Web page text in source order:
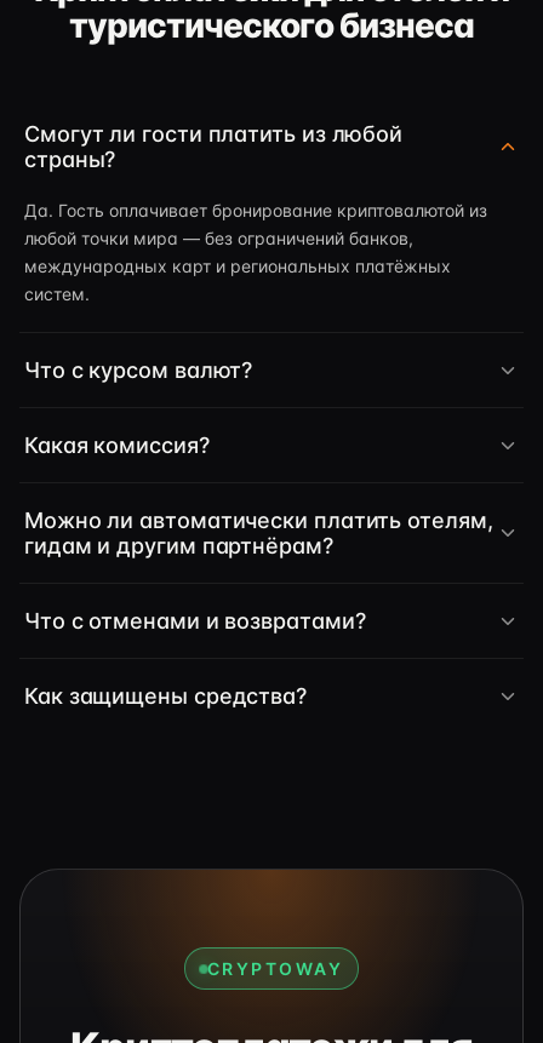
туристического бизнеса
Смогут ли гости платить из любой
страны?
Да. Гость оплачивает бронирование криптовалютой из
любой точки мира — без ограничений банков,
международных карт и региональных платёжных
систем.
Что с курсом валют?
Какая комиссия?
Можно ли автоматически платить отелям,
гидам и другим партнёрам?
Что с отменами и возвратами?
Как защищены средства?
CRYPTOWAY